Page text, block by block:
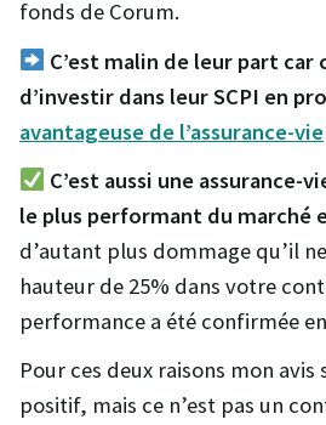
fonds de Corum.
C’est malin de leur part car
d’investir dans leur SCPI en
avantageuse de l’assurance-vie
C’est aussi une assurance-
le plus performant du marché
d’autant plus dommage qu’il
hauteur de 25% dans votre
performance a été confirmée
Pour ces deux raisons mon
positif, mais ce n’est pas un